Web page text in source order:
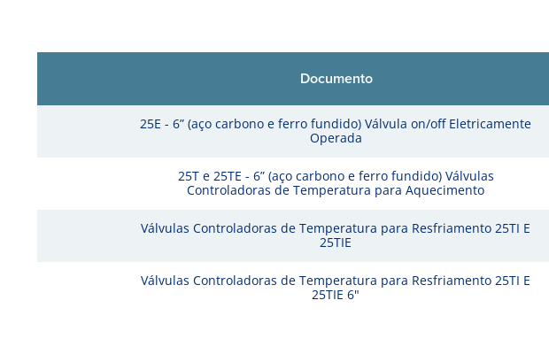
Documento
25E - 6” (aço carbono e ferro fundido) Válvula on/off Eletricamente
Operada
25T e 25TE - 6” (aço carbono e ferro fundido) Válvulas
Controladoras de Temperatura para Aquecimento
Válvulas Controladoras de Temperatura para Resfriamento 25TI E
25TIE
Válvulas Controladoras de Temperatura para Resfriamento 25TI E
25TIE 6"